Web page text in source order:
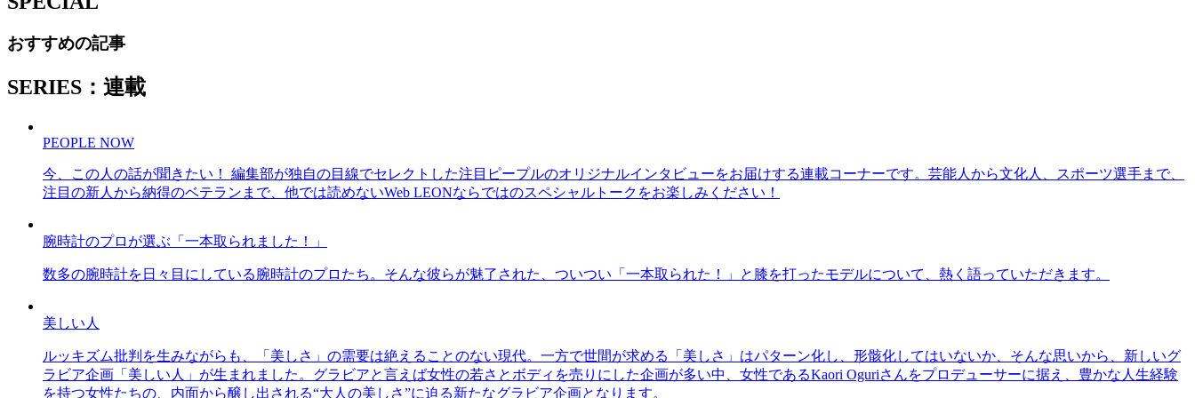
おすすめの記事
SERIES：連載
PEOPLE NOW
今、この人の話が聞きたい！ 編集部が独自の目線でセレクトした注目ピープルのオリジナルインタビューをお届けする連載コーナーです。芸能人から文化人、スポーツ選手まで、
注目の新人から納得のベテランまで、他では読めないWeb LEONならではのスペシャルトークをお楽しみください！
腕時計のプロが選ぶ「一本取られました！」
数多の腕時計を日々目にしている腕時計のプロたち。そんな彼らが魅了された、ついつい「一本取られた！」と膝を打ったモデルについて、熱く語っていただきます。
美しい人
ルッキズム批判を生みながらも、「美しさ」の需要は絶えることのない現代。一方で世間が求める「美しさ」はパターン化し、形骸化してはいないか、そんな思いから、新しいグ
ラビア企画「美しい人」が生まれました。グラビアと言えば女性の若さとボディを売りにした企画が多い中、女性であるKaori Oguriさんをプロデューサーに据え、豊かな人生経験
を持つ女性たちの、内面から醸し出される“大人の美しさ”に迫る新たなグラビア企画となります。